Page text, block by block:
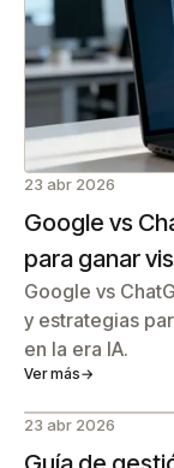
23 abr 2026
Google vs
para ganar
Google vs
y estrategias
en la era IA.
Ver más→
23 abr 2026